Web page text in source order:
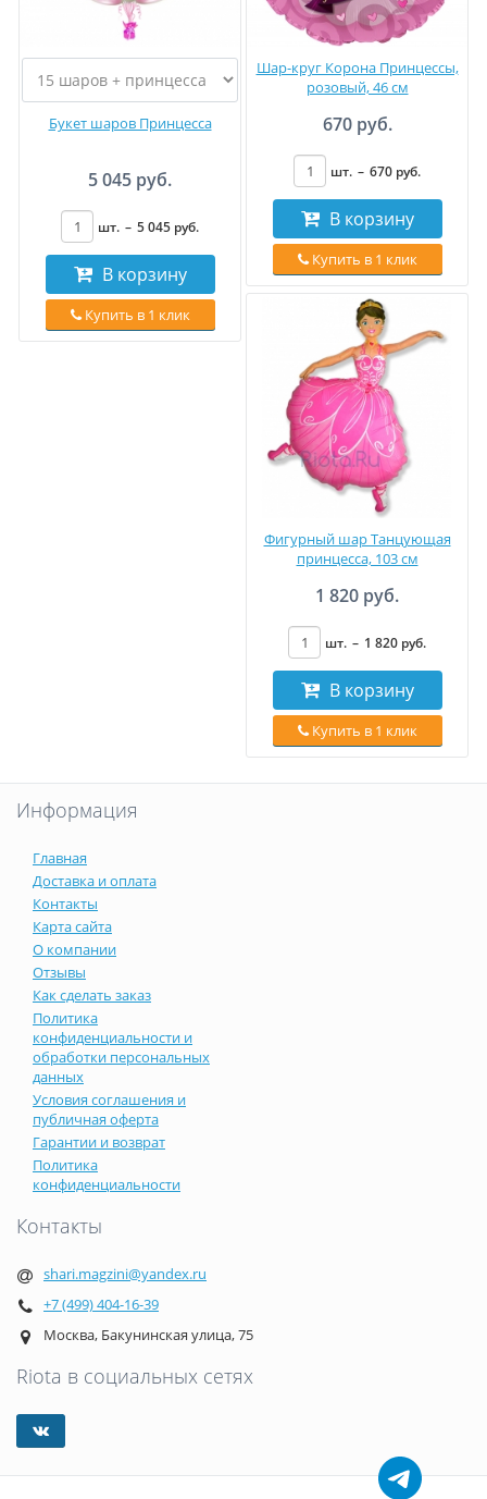
Букет шаров Принцесса
5 045 руб.
шт. – 5 045 руб.
В корзину
Купить в 1 клик
Шар-круг Корона Принцессы,
розовый, 46 см
670 руб.
шт. – 670 руб.
В корзину
Купить в 1 клик
Фигурный шар Танцующая
принцесса, 103 см
1 820 руб.
шт. – 1 820 руб.
В корзину
Купить в 1 клик
Информация
Главная
Доставка и оплата
Контакты
Карта сайта
О компании
Отзывы
Как сделать заказ
Политика
конфиденциальности и
обработки персональных
данных
Условия соглашения и
публичная оферта
Гарантии и возврат
Политика
конфиденциальности
Контакты
shari.magzini@yandex.ru
+7 (499) 404-16-39
Москва, Бакунинская улица, 75
Riota в социальных сетях